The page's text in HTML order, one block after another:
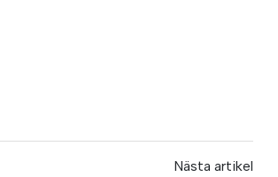
Nästa artikel